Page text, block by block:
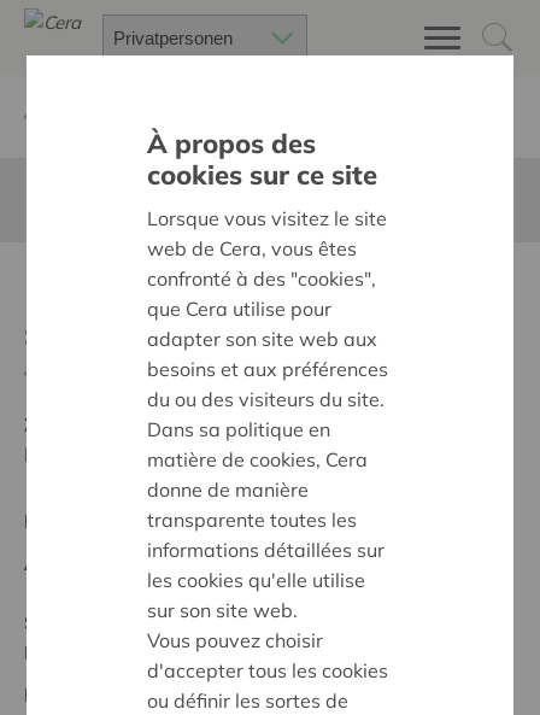
Met nette schoenen naar
school
Ziel:
Une société solidaire et respectueuse, sans
barrières
Regionales Projekt
Anfangsdatum:05/05/2026
Stand :
In treatment
Maasland
Datum:
05/05/2026
À propos des
cookies sur ce site
Lorsque vous visitez le site
web de Cera, vous êtes
confronté à des "cookies",
que Cera utilise pour
adapter son site web aux
besoins et aux préférences
du ou des visiteurs du site.
Dans sa politique en
matière de cookies, Cera
donne de manière
transparente toutes les
informations détaillées sur
les cookies qu'elle utilise
sur son site web.
Vous pouvez choisir
d'accepter tous les cookies
ou définir les sortes de